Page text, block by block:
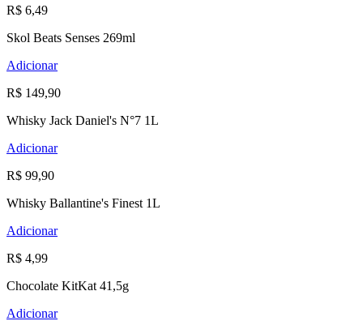
R$ 6,49
Skol Beats Senses 269ml
Adicionar
R$ 149,90
Whisky Jack Daniel's N°7 1L
Adicionar
R$ 99,90
Whisky Ballantine's Finest 1L
Adicionar
R$ 4,99
Chocolate KitKat 41,5g
Adicionar